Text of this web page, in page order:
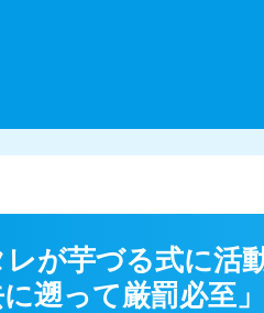
が芋づる式に活
遡って厳罰必至